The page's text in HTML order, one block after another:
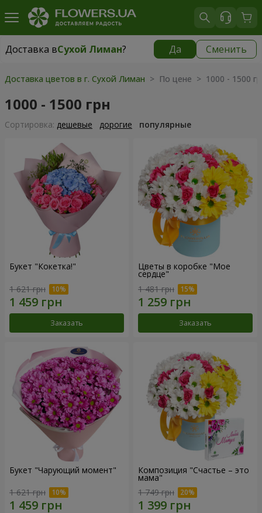
Доставка вСухой Лиман? Да Сменить
Доставка вСухой Лиман|
Доставка цветов в г. Сухой Лиман > По цене > 1000 - 1500
1000 - 1500 грн
Cортировка: дешевые дорогие популярные
Букет "Кокетка!"
1 621 грн
Заказать
Цветы в коробке "Мое
сердце"
1 481 грн
Заказать
Букет "Чарующий момент"
1 621 грн
Композиция "Счастье – это
мама"
1 749 грн